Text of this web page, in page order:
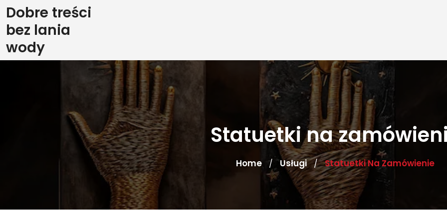
Skip
to
content
Dobre treści
bez lania
wody
Statuetki na
Home / Usługi / Statuetki Na Zamówienie